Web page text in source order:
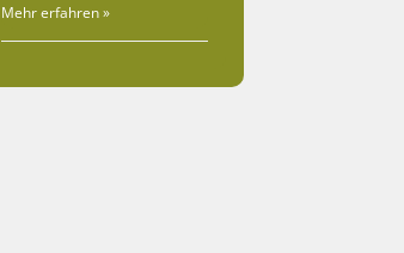
Mehr erfahren »